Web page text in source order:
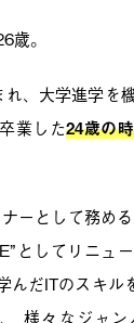
歳。
、大学進学を
業した24歳の
ーとして務める
としてリニュ
んだITのスキル
様々なジャ